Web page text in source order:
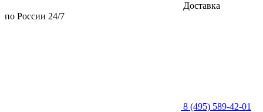
Доставка
по России 24/7
8 (495) 589-42-01